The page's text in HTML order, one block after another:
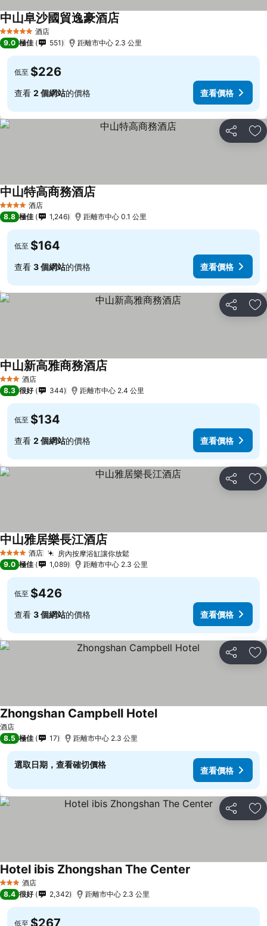
5 星級 酒店
中山阜沙國貿逸豪酒店
9.0 極佳 551 距離市中心 2.3 公里
低至 $226
查看 2 個網站的價格 查看價格
分享 放
4 星級 酒店
中山特高商務酒店
8.8 極佳 1,246 距離市中心 0.1 公里
低至 $164
查看 3 個網站的價格 查看價格
分享 放
3 星級 酒店
中山新高雅商務酒店
8.3 很好 344 距離市中心 2.4 公里
低至 $134
查看 2 個網站的價格 查看價格
分享 放
4 星級 酒店 房內按摩浴缸讓你放鬆
中山雅居樂長江酒店
9.0 極佳 1,089 距離市中心 2.3 公里
低至 $426
查看 3 個網站的價格 查看價格
分享 放
酒店
Zhongshan Campbell Hotel
8.5 極佳 17 距離市中心 2.3 公里
選取日期，查看確切價格
查看價格
分享 放
3 星級 酒店
Hotel ibis Zhongshan The Center
8.4 很好 2,342 距離市中心 2.3 公里
低至 $267